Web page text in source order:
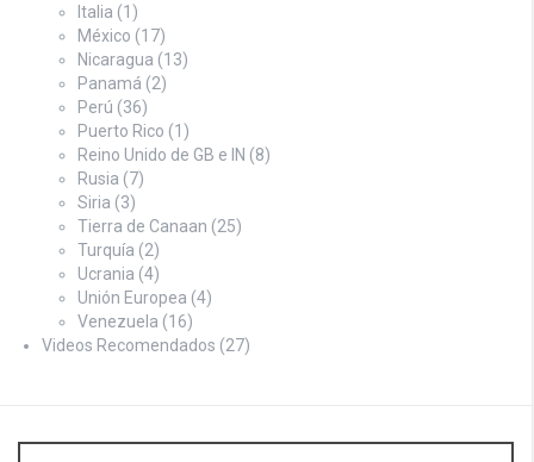
Italia (1)
México (17)
Nicaragua (13)
Panamá (2)
Perú (36)
Puerto Rico (1)
Reino Unido de GB e IN (8)
Rusia (7)
Siria (3)
Tierra de Canaan (25)
Turquía (2)
Ucrania (4)
Unión Europea (4)
Venezuela (16)
Videos Recomendados (27)